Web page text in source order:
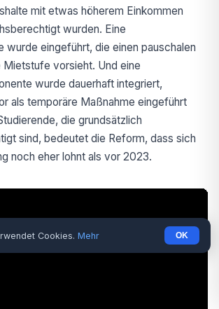
mit etwas höherem Einkommen
wurden. Eine
wurde eingeführt, die einen pauschalen
vorsieht. Und eine
wurde dauerhaft integriert,
als temporäre Maßnahme eingeführt
die grundsätzlich
sind, bedeutet die Reform, dass sich
noch eher lohnt als vor 2023.
Cookies. Mehr OK